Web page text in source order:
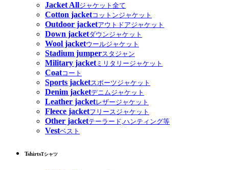
Jacket Allジャケット全て
Cotton jacketコットンジャケット
Outdoor jacketアウトドアジャケット
Down jacketダウンジャケット
Wool jacketウールジャケット
Stadium jumperスタジャン
Military jacketミリタリージャケット
Coatコート
Sports jacketスポーツジャケット
Denim jacketデニムジャケット
Leather jacketレザージャケット
Fleece jacketフリースジャケット
Other jacketテーラード,ハンティング等
Vestベスト
TshirtsTシャツ